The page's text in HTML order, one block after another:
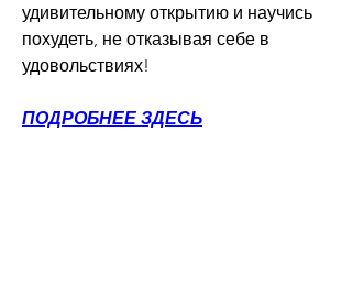
удивительному открытию и научись
похудеть, не отказывая себе в
удовольствиях!
ПОДРОБНЕЕ ЗДЕСЬ